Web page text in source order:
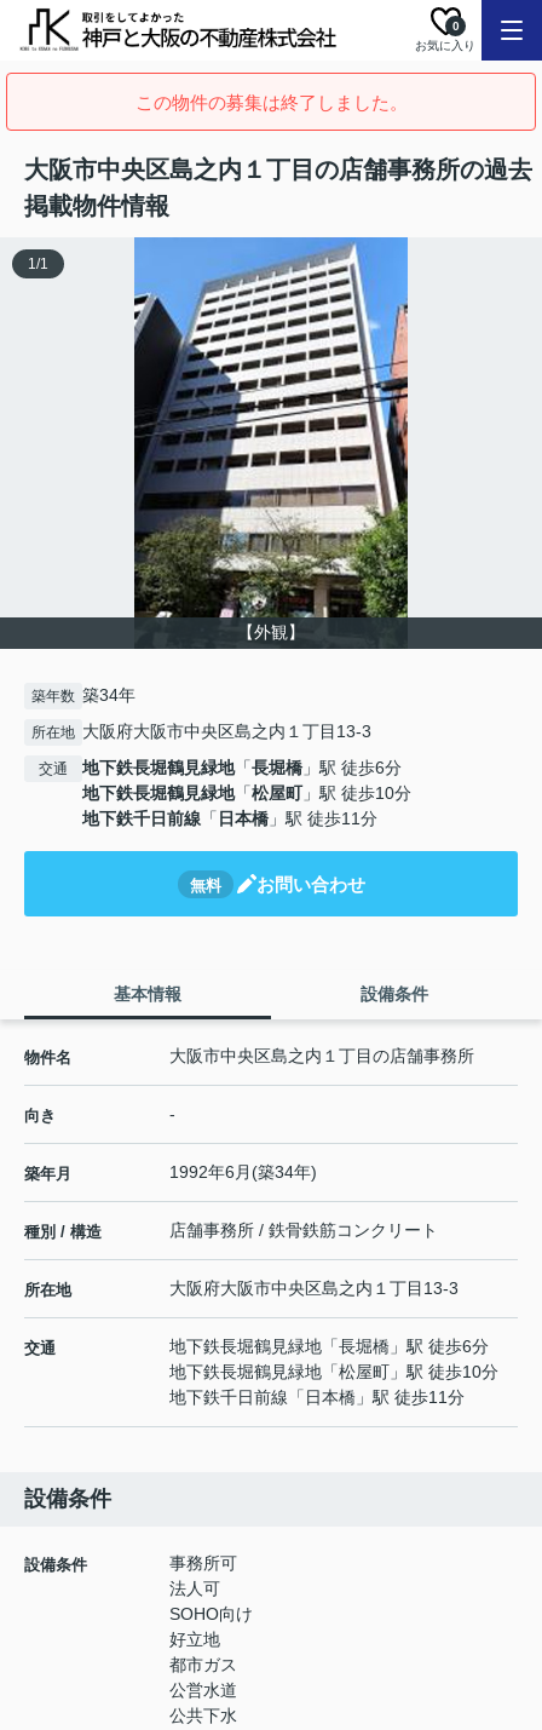
お気に入り
0
この物件の募集は終了しました。
大阪市中央区島之内１丁目の店舗事務所の過去
掲載物件情報
【外観】
1/1
築年数 築34年
所在地 大阪府大阪市中央区島之内１丁目13-3
交通 地下鉄長堀鶴見緑地「長堀橋 」駅 徒歩6分
地下鉄長堀鶴見緑地「松屋町」駅 徒歩10分
地下鉄千日前線 「 日本橋 」駅 徒歩11分
無料 お問い合わせ
基本情報 設備条件
物件名 大阪市中央区島之内１丁目の店舗事務所
向き -
築年月 1992年6月(築34年)
種別 / 構造 店舗事務所 / 鉄骨鉄筋コンクリート
所在地 大阪府大阪市中央区島之内 １丁目13-3
交通 地下鉄長堀鶴見緑地 「長堀橋 」駅 徒歩6分
地下鉄長堀鶴見緑地 「松屋町 」駅 徒歩10分
地下鉄千日前線 「 日本橋 」駅 徒歩11分
設備条件
設備条件
事務所可
法人可
SOHO向け
好立地
都市ガス
公営水道
公共下水